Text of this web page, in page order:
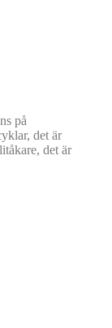
på
det är
det är